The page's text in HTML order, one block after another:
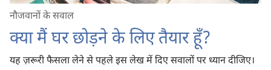
नौजवानों के सवाल
क्या मैं घर छोड़ने के लिए तैयार हूँ?
यह ज़रूरी फैसला लेने से पहले इस लेख में दिए सवालों पर ध्यान दीजिए।